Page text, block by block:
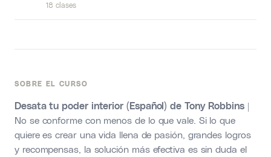
SOBRE EL CURSO
Desata tu poder interior (Español) de Tony Robbins |
No se conforme con menos de lo que vale. Si lo que
quiere es crear una vida llena de pasión, grandes logros
y recompensas, la solución más efectiva es sin duda el
18 clases